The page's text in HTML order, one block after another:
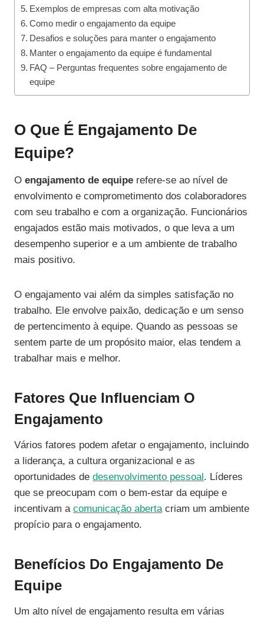
Exemplos de empresas com alta motivação
Como medir o engajamento da equipe
Desafios e soluções para manter o engajamento
Manter o engajamento da equipe é fundamental
FAQ – Perguntas frequentes sobre engajamento de
equipe
O Que É Engajamento De
Equipe?
O engajamento de equipe refere-se ao nível de
envolvimento e comprometimento dos colaboradores
com seu trabalho e com a organização. Funcionários
engajados estão mais motivados, o que leva a um
desempenho superior e a um ambiente de trabalho
mais positivo.
O engajamento vai além da simples satisfação no
trabalho. Ele envolve paixão, dedicação e um senso
de pertencimento à equipe. Quando as pessoas se
sentem parte de um propósito maior, elas tendem a
trabalhar mais e melhor.
Fatores Que Influenciam O
Engajamento
Vários fatores podem afetar o engajamento, incluindo
a liderança, a cultura organizacional e as
oportunidades de desenvolvimento pessoal . Líderes
que se preocupam com o bem-estar da equipe e
incentivam a comunicação abertacriam um ambiente
propício para o engajamento.
Benefícios Do Engajamento De
Equipe
Um alto nível de engajamento resulta em várias